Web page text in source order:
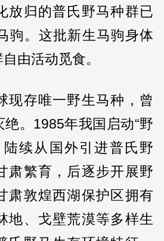
放归的普氏野马种群已
驹。这批新生马驹身体
由活动觅食。
现存唯一野生马种，曾
。1985年我国启动“野
陆续从国外引进普氏野
肃繁育，后逐步开展野
肃敦煌西湖保护区拥有
地、戈壁荒漠等多样生